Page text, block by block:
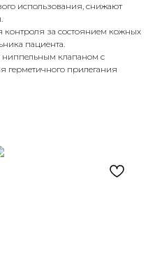
использования, снижают
за состоянием кожных
пациента.
ниппельным клапаном с
герметичного прилегания